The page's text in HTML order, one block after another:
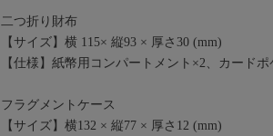
二つ折り財布
【サイズ】横 115× 縦93 × 厚さ30 (mm)
【仕様】紙幣用コンパートメント×2、カード
フラグメントケース
【サイズ】横132 × 縦77 × 厚さ12 (mm)